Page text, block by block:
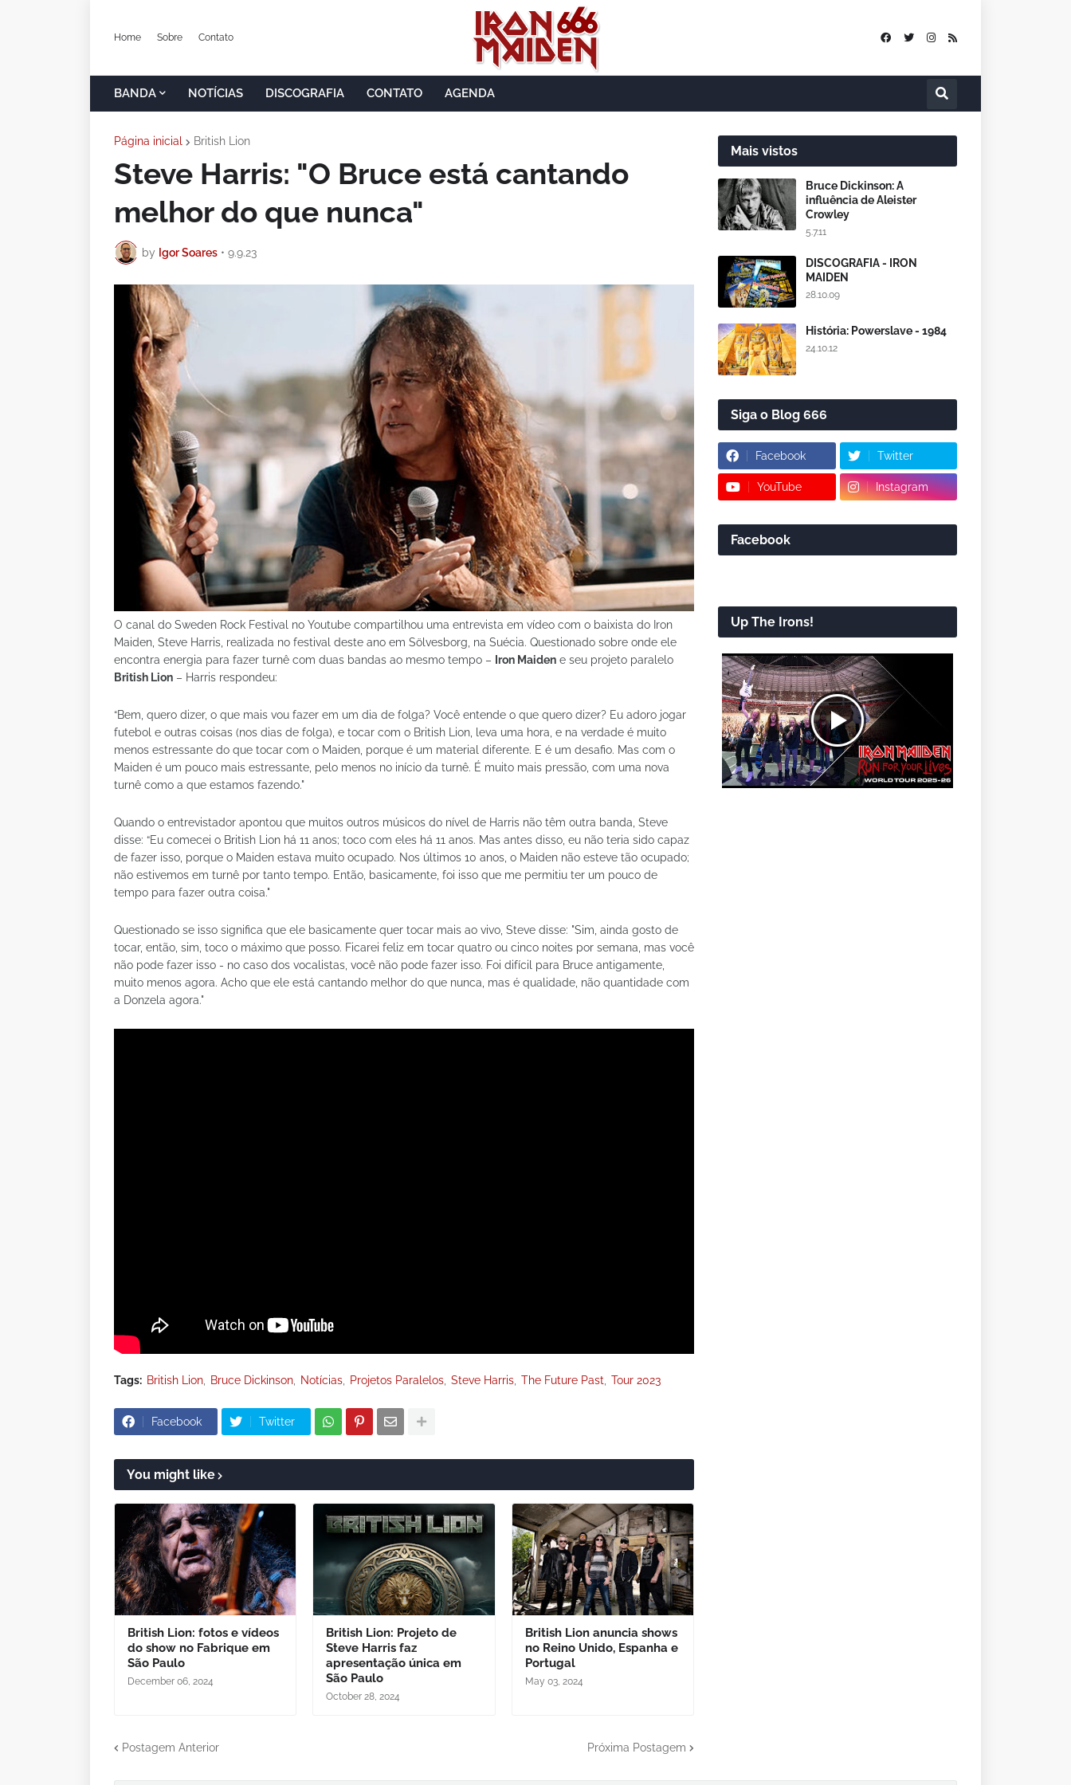
Home Sobre Contato
BANDA NOTÍCIAS DISCOGRAFIA CONTATO AGENDA
Página inicial British Lion
Steve Harris: "O Bruce está cantando
melhor do que nunca"
by Igor Soares • 9.9.23
O canal do Sweden Rock Festival no Youtube compartilhou uma entrevista em vídeo com o baixista do Iron
Maiden, Steve Harris, realizada no festival deste ano em Sölvesborg, na Suécia. Questionado sobre onde ele
encontra energia para fazer turnê com duas bandas ao mesmo tempo – Iron Maiden e seu projeto paralelo
British Lion – Harris respondeu:
“Bem, quero dizer, o que mais vou fazer em um dia de folga? Você entende o que quero dizer? Eu adoro jogar
futebol e outras coisas (nos dias de folga), e tocar com o British Lion, leva uma hora, e na verdade é muito
menos estressante do que tocar com o Maiden, porque é um material diferente. E é um desafio. Mas com o
Maiden é um pouco mais estressante, pelo menos no início da turnê. É muito mais pressão, com uma nova
turnê como a que estamos fazendo."
Quando o entrevistador apontou que muitos outros músicos do nível de Harris não têm outra banda, Steve
disse: “Eu comecei o British Lion há 11 anos; toco com eles há 11 anos. Mas antes disso, eu não teria sido capaz
de fazer isso, porque o Maiden estava muito ocupado. Nos últimos 10 anos, o Maiden não esteve tão ocupado;
não estivemos em turnê por tanto tempo. Então, basicamente, foi isso que me permitiu ter um pouco de
tempo para fazer outra coisa."
Questionado se isso significa que ele basicamente quer tocar mais ao vivo, Steve disse: "Sim, ainda gosto de
tocar, então, sim, toco o máximo que posso. Ficarei feliz em tocar quatro ou cinco noites por semana, mas você
não pode fazer isso - no caso dos vocalistas, você não pode fazer isso. Foi difícil para Bruce antigamente,
muito menos agora. Acho que ele está cantando melhor do que nunca, mas é qualidade, não quantidade com
a Donzela agora."
Tags: British Lion Bruce Dickinson Notícias Projetos Paralelos Steve Harris The Future Past Tour 2023
Facebook Twitter
You might like
British Lion: fotos e vídeos
do show no Fabrique em
São Paulo
December 06, 2024
British Lion: Projeto de
Steve Harris faz
apresentação única em
São Paulo
October 28, 2024
British Lion anuncia shows
no Reino Unido, Espanha e
Portugal
May 03, 2024
Postagem Anterior Próxima Postagem
Mais vistos
Bruce Dickinson: A
influência de Aleister
Crowley
5.7.11
DISCOGRAFIA - IRON
MAIDEN
28.10.09
História: Powerslave - 1984
24.10.12
Siga o Blog 666
Facebook Twitter
YouTube Instagram
Facebook
Up The Irons!